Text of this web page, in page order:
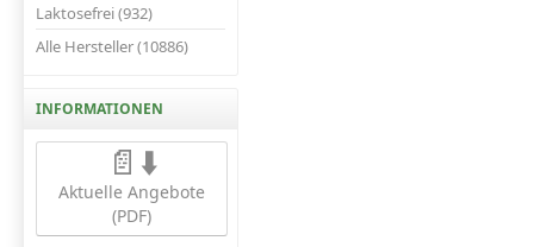
Laktosefrei (932)
Alle Hersteller (10886)
INFORMATIONEN
📄⬇️
Aktuelle Angebote
(PDF)